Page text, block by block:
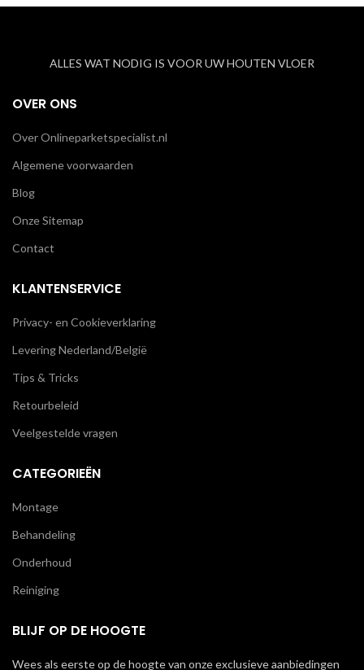
ALLES WAT NODIG IS VOOR UW HOUTEN VLOER
OVER ONS
Over Onlineparketspecialist.nl
Algemene voorwaarden
Blog
Onze Sitemap
Contact
KLANTENSERVICE
Privacy- en Cookieverklaring
Levering Nederland/België
Tips & Tricks
Retourbeleid
Veelgestelde vragen
CATEGORIEËN
Montage
Behandeling
Onderhoud
Reiniging
BLIJF OP DE HOOGTE
Wees als eerste op de hoogte van onze exclusieve aanbiedingen